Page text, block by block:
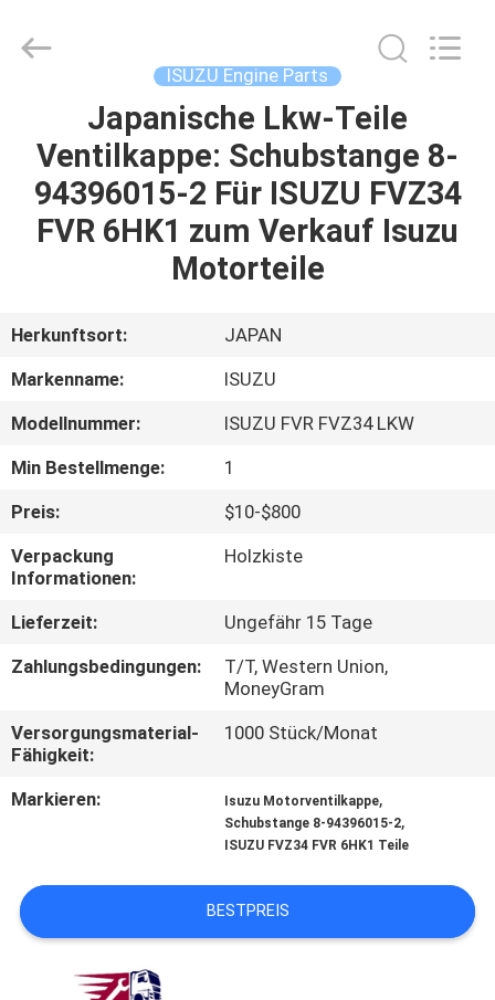
PRODUKTE
FABRIK-
QUALITÄTSKONTROLLE
TRETEN
SIE
MIT
UNS
VERBINDUNG
NACHRICHTEN
SIE EIN
ZITAT
ISUZU Engine Parts
Japanische Lkw-Teile
Ventilkappe: Schubstange 8-
94396015-2 Für ISUZU FVZ34
FVR 6HK1 zum Verkauf Isuzu
Motorteile
Herkunftsort:
JAPAN
Markenname:
ISUZU
Modellnummer:
ISUZU FVR FVZ34 LKW
Min Bestellmenge:
1
Preis:
$10-$800
Verpackung
Informationen:
Holzkiste
Lieferzeit:
Ungefähr 15 Tage
Zahlungsbedingungen:
T/T, Western Union,
MoneyGram
Versorgungsmaterial-
Fähigkeit:
1000 Stück/Monat
Markieren: Isuzu Motorventilkappe,
Schubstange 8-94396015-2,
ISUZU FVZ34 FVR 6HK1 Teile
BESTPREIS